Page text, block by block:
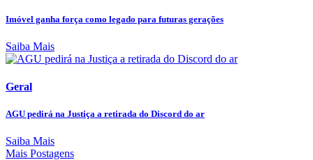
Imóvel ganha força como legado para futuras gerações
Saiba Mais
Geral
AGU pedirá na Justiça a retirada do Discord do ar
Saiba Mais
Mais Postagens